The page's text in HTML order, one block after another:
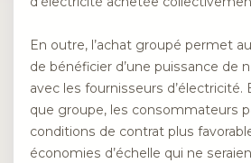
En outre, l’achat groupé permet
de bénéficier d’une puissance de
avec les fournisseurs
que groupe, les consommateurs
conditions de contrat plus
économies d’échelle qui ne